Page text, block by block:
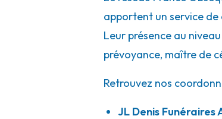
apportent un service
Leur présence au
prévoyance, maître de
Retrouvez nos
JL Denis Funéraires